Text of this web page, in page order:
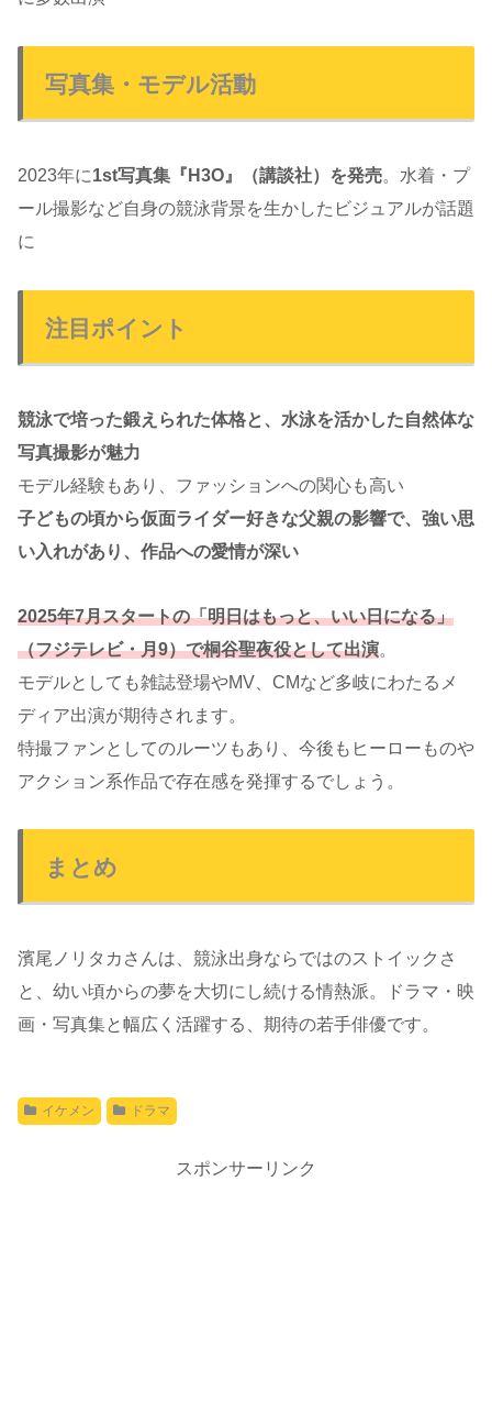
写真集・モデル活動
2023年に1st写真集『H3O』（講談社）を発売。水着・プ
ール撮影など自身の競泳背景を生かしたビジュアルが話題
に
注目ポイント
競泳で培った鍛えられた体格と、水泳を活かした自然体な
写真撮影が魅力
モデル経験もあり、ファッションへの関心も高い
子どもの頃から仮面ライダー好きな父親の影響で、強い思
い入れがあり、作品への愛情が深い
2025年7月スタートの「明日はもっと、いい日になる」
（フジテレビ・月9）で桐谷聖夜役として出演。
モデルとしても雑誌登場やMV、CMなど多岐にわたるメ
ディア出演が期待されます。
特撮ファンとしてのルーツもあり、今後もヒーローものや
アクション系作品で存在感を発揮するでしょう。
まとめ
濱尾ノリタカさんは、競泳出身ならではのストイックさ
と、幼い頃からの夢を大切にし続ける情熱派。ドラマ・映
画・写真集と幅広く活躍する、期待の若手俳優です。
イケメン ドラマ
スポンサーリンク